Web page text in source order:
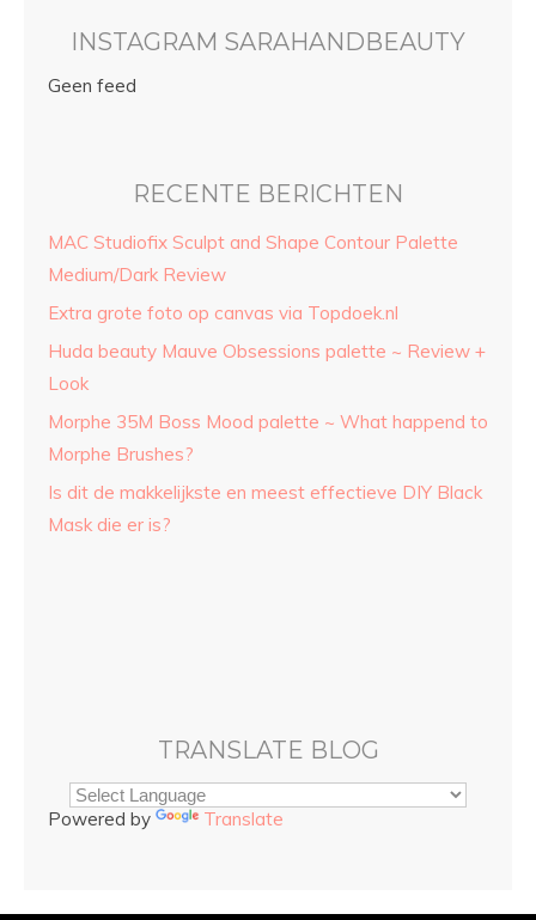
INSTAGRAM SARAHANDBEAUTY
Geen feed
RECENTE BERICHTEN
MAC Studiofix Sculpt and Shape Contour Palette
Medium/Dark Review
Extra grote foto op canvas via Topdoek.nl
Huda beauty Mauve Obsessions palette ~ Review +
Look
Morphe 35M Boss Mood palette ~ What happend to
Morphe Brushes?
Is dit de makkelijkste en meest effectieve DIY Black
Mask die er is?
TRANSLATE BLOG
Powered by Translate